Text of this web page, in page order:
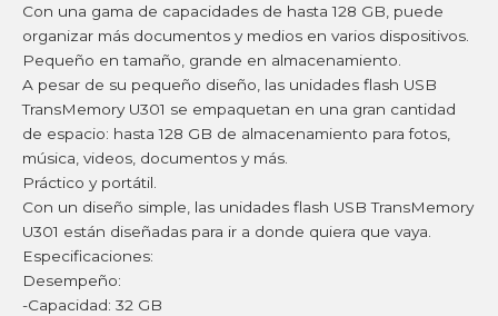
Con una gama de capacidades de hasta 128 GB, puede
organizar más documentos y medios en varios dispositivos.
Pequeño en tamaño, grande en almacenamiento.
A pesar de su pequeño diseño, las unidades flash USB
TransMemory U301 se empaquetan en una gran cantidad
de espacio: hasta 128 GB de almacenamiento para fotos,
música, videos, documentos y más.
Práctico y portátil.
Con un diseño simple, las unidades flash USB TransMemory
U301 están diseñadas para ir a donde quiera que vaya.
Especificaciones:
Desempeño:
-Capacidad: 32 GB